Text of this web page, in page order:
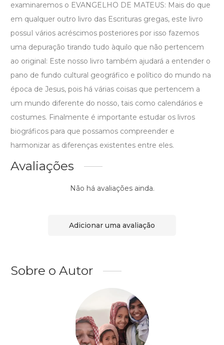
examinaremos o EVANGELHO DE MATEUS: Mais do que
em qualquer outro livro das Escrituras gregas, este livro
possuI vários acréscimos posteriores por isso fazemos
uma depuração tirando tudo àquilo que não pertencem
ao original: Este nosso livro também ajudará a entender o
pano de fundo cultural geográfico e político do mundo na
época de Jesus, pois há várias coisas que pertencem a
um mundo diferente do nosso, tais como calendários e
costumes. Finalmente é importante estudar os livros
biográficos para que possamos compreender e
harmonizar as diferenças existentes entre eles.
Avaliações
Não há avaliações ainda.
Adicionar uma avaliação
Sobre o Autor